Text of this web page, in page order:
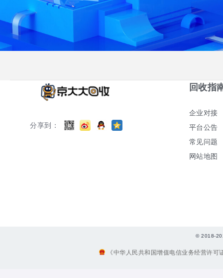
分享到：
回收指
企业对接
平台公告
常见问题
网站地图
© 2018-
《中华人民共和国增值电信业务经营许